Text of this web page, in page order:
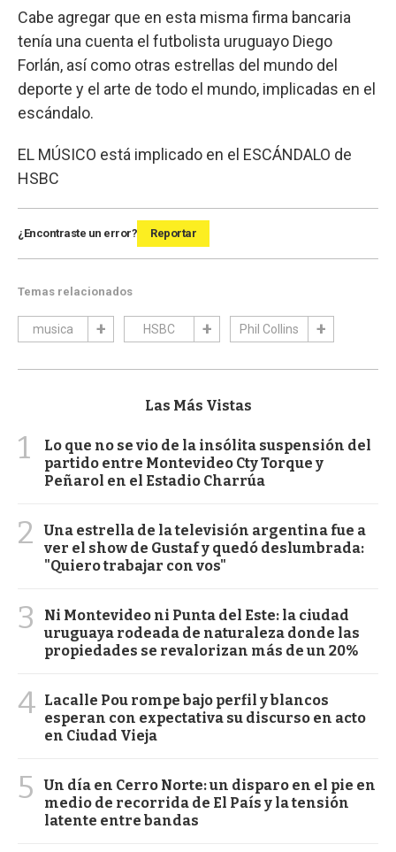
Cabe agregar que en esta misma firma bancaria
tenía una cuenta el futbolista uruguayo Diego
Forlán, así como otras estrellas del mundo del
deporte y el arte de todo el mundo, implicadas en el
escándalo.
EL MÚSICO está implicado en el ESCÁNDALO de
HSBC
¿Encontraste un error? Reportar
Temas relacionados
musica HSBC Phil Collins
Las Más Vistas
1
Lo que no se vio de la insólita suspensión del
partido entre Montevideo Cty Torque y
Peñarol en el Estadio Charrúa
2
Una estrella de la televisión argentina fue a
ver el show de Gustaf y quedó deslumbrada:
"Quiero trabajar con vos"
3
Ni Montevideo ni Punta del Este: la ciudad
uruguaya rodeada de naturaleza donde las
propiedades se revalorizan más de un 20%
4 Lacalle Pou rompe bajo perfil y blancos
esperan con expectativa su discurso en acto
en Ciudad Vieja
5
Un día en Cerro Norte: un disparo en el pie en
medio de recorrida de El País y la tensión
latente entre bandas